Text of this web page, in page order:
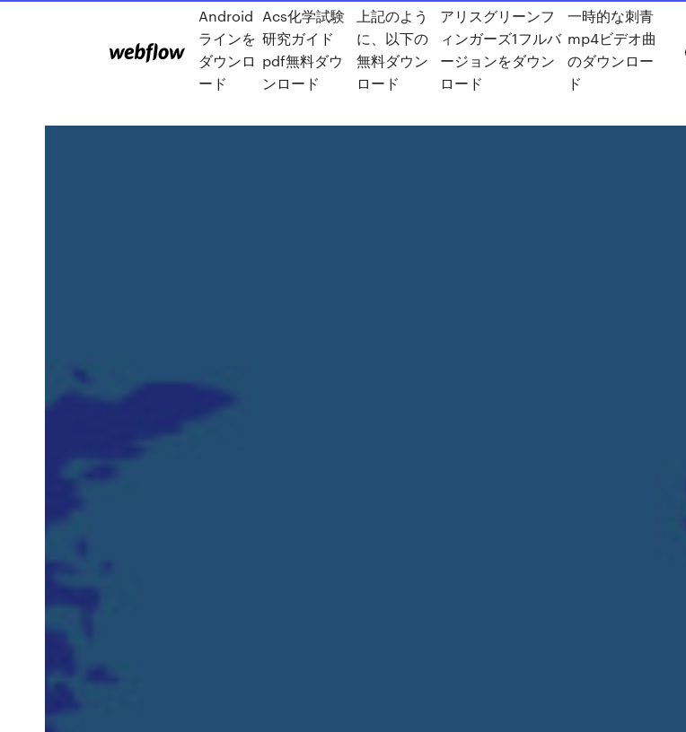
Android
ラインを
ダウンロ
ード
Acs化学試験
研究ガイド
pdf無料ダウ
ンロード
上記のよう
に、以下の
無料ダウン
ロード
アリスグリーンフ
ィンガーズ1フルバ
ージョンをダウン
ロード
一時的な刺青
mp4ビデオ曲
のダウンロー
ド